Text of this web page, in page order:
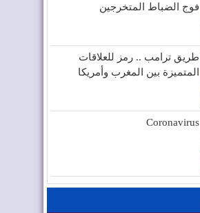
فوج الضباط المتخرجين
طريق ترامب .. رمز للعلاقات
المتميزة بين المغرب وأمريكا
Coronavirus